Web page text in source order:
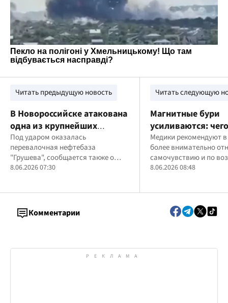
Читать предыдущую новость
В Новороссийске атакована
одна из крупнейших
нефтебаз Кавказа:
сообщают о пожаре и
поврежденных резервуарах
Под ударом оказалась
перевалочная нефтебаза
"Грушева", сообщается также о
поражении объектов в Алчевске и
8.06.2026 07:30
Читать следующую
Магнитные бури
усиливаются:
июня
Медики рекомендуют
более внимательно
самочувствию и по
снизить нагрузку на
8.06.2026 08:48
Комментарии